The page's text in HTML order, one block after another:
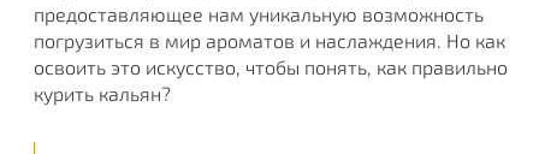
предоставляющее нам уникальную возможность
погрузиться в мир ароматов и наслаждения. Но как
освоить это искусство, чтобы понять, как правильно
курить кальян?